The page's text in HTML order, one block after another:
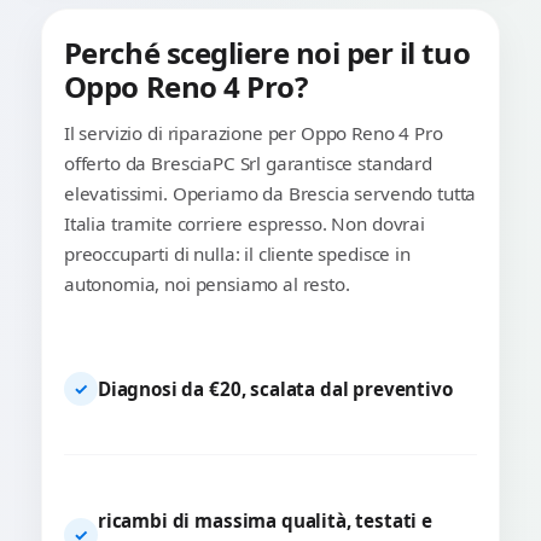
Perché scegliere noi per il tuo
Oppo Reno 4 Pro?
Il servizio di riparazione per Oppo Reno 4 Pro
offerto da BresciaPC Srl garantisce standard
elevatissimi. Operiamo da Brescia servendo tutta
Italia tramite corriere espresso. Non dovrai
preoccuparti di nulla: il cliente spedisce in
autonomia, noi pensiamo al resto.
✓ Diagnosi da €20, scalata dal preventivo
✓
ricambi di massima qualità, testati e